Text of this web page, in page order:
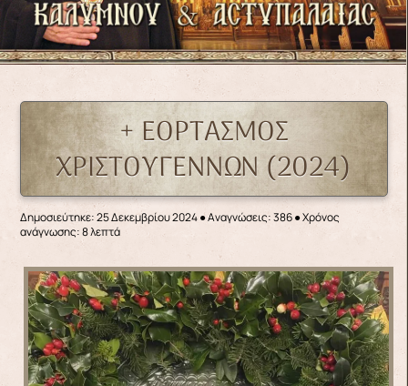
+ ΕΟΡΤΑΣΜΟΣ
ΧΡΙΣΤΟΥΓΕΝΝΩΝ (2024)
Δημοσιεύτηκε: 25 Δεκεμβρίου 2024●Αναγνώσεις: 386● Χρόνος
ανάγνωσης: 8 λεπτά